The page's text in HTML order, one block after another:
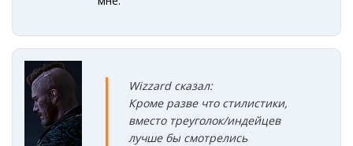
Wizzard сказал:
Кроме разве что стилистики,
вместо треуголок/индейцев
лучше бы смотрелись